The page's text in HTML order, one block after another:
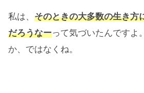
私は、 そのときの大多数の生き方
だろうなーって気づいたんですよ
か、ではなくね。